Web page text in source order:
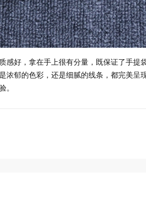
感好，拿在手上很有分量，既保证了手
浓郁的色彩，还是细腻的线条，都完美
。